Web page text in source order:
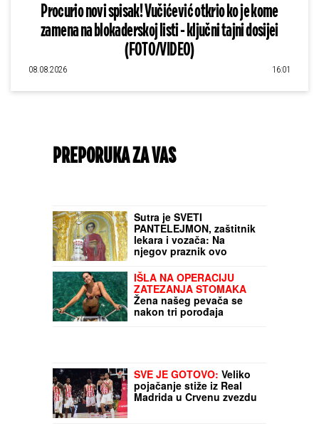
Procurio novi spisak! Vučićević otkrio ko je kome
zamena na blokaderskoj listi - ključni tajni dosijei
(FOTO/VIDEO)
08.08.2026 16:01
PREPORUKA ZA VAS
Sutra je SVETI
PANTELEJMON, zaštitnik
lekara i vozača: Na